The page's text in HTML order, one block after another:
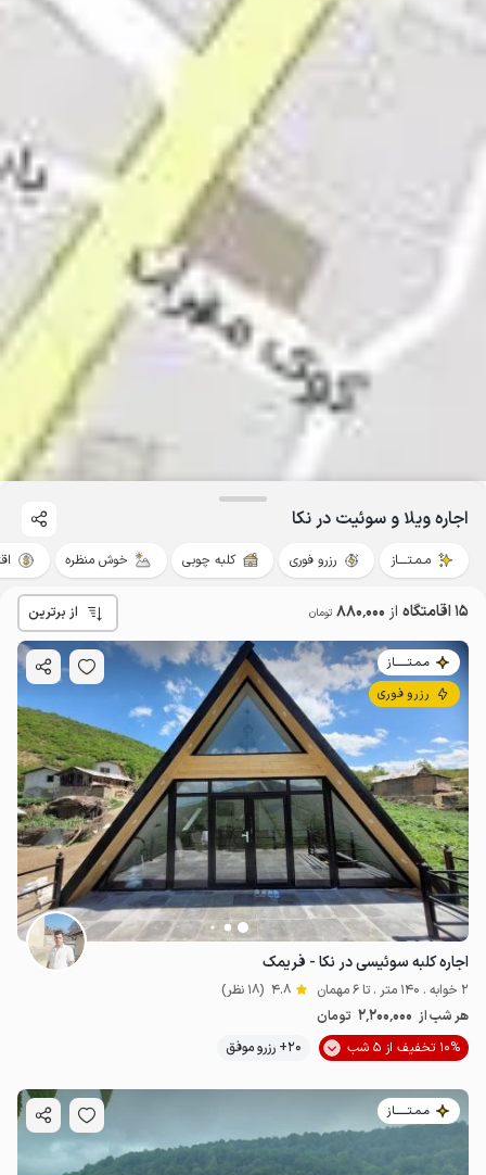
اجاره ویلا و سوئیت در نکا
مـمـتــــاز رزرو فوری کلبه چوبی خوش منظره
15 اقامتگاه از 880٬000 تومان از برترین
مـمـتــــــاز
رزرو فوری
اجاره کلبه سوئیسی در نکا - فریمک
2 خوابه . 140 متر . تا 6 مهمان 4.8 (18 نظر)
هر شب از 2٬200٬000 تومان
10% تخفیف از 5 شب
20+ رزرو موفق
مـمـتــــــاز